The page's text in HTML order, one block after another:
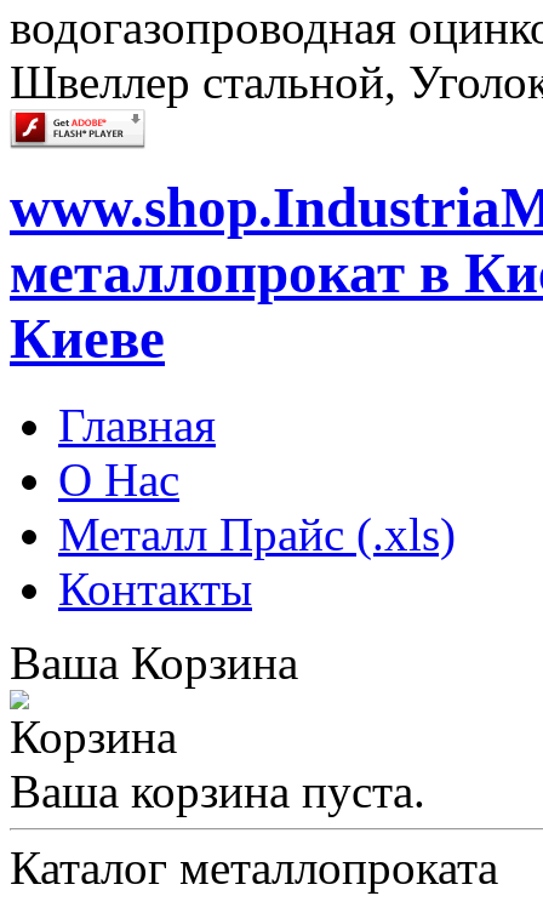
водогазопроводная
Швеллер стальной,
металлопрокат в
Киеве
Главная
О Нас
Металл Прайс (.xls)
Контакты
Ваша Корзина
Ваша корзина пуста.
Каталог металлопроката